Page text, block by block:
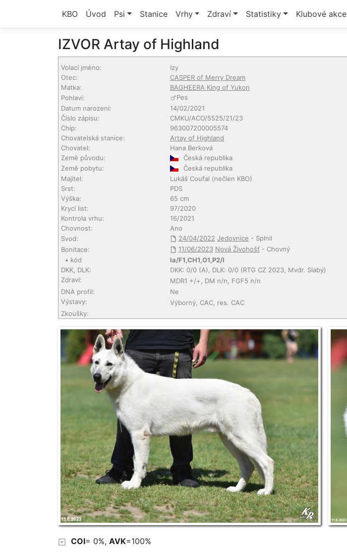
KBO Úvod Psi Stanice Vrhy Zdraví Statistiky Klubové akce
IZVOR Artay of Highland
Volací jméno:
Izy
Otec:
CASPER of Merry Dream
Matka:
BAGHEERA King of Yukon
Pohlaví:
Pes
Datum narození:
14/02/2021
Číslo zápisu:
CMKU/ACO/5525/21/23
Chip:
963007200005574
Chovatelská stanice:
Artay of Highland
Chovatel:
Hana Berková
Země původu:
Česká republika
Země pobytu:
Česká republika
Majitel:
Lukáš Coufal (nečlen KBO)
Srst:
PDS
Výška:
65 cm
Krycí list:
97/2020
Kontrola vrhu:
16/2021
Chovnost:
Ano
Svod:
24/04/2022 Jedovnice - Splnil
Bonitace:
11/06/2023 Nová Živohošť- Chovný
• kód
Ia/F1,CH1,O1,P2/I
DKK, DLK:
DKK: 0/0 (A), DLK: 0/0 (RTG CZ 2023, Mvdr. Slabý)
Zdraví:
MDR1 +/+, DM n/n, FGF5 n/n
DNA profil:
Ne
Výstavy:
Výborný, CAC, res. CAC
Zkoušky:
COI= 0%, AVK=100%